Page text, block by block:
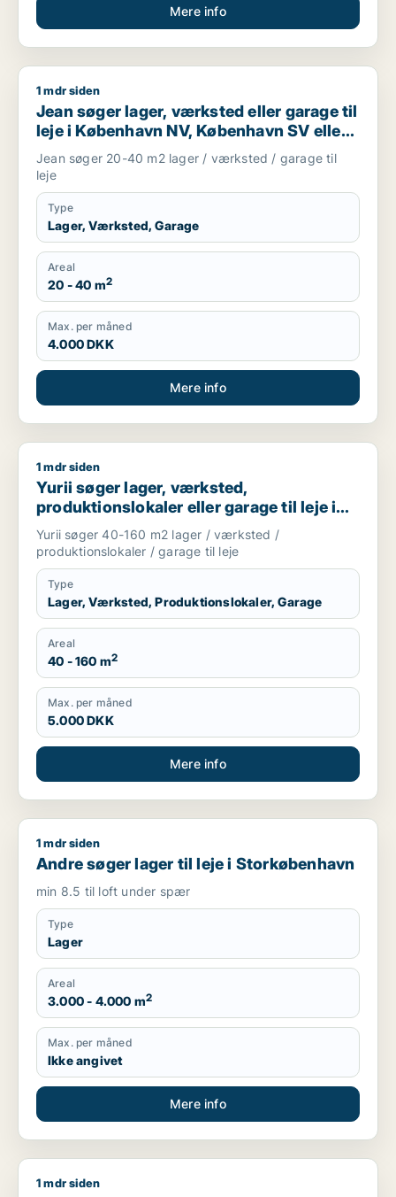
Mere info
Jean søger lager, værksted eller garage til leje i København
1 mdr siden
Jean søger lager, værksted eller garage til
leje i København NV, København SV eller
Valby m.fl.
Jean søger 20-40 m2 lager / værksted / garage til
leje
Type
Lager, Værksted, Garage
Areal
20 - 40 m2
Max. per måned
4.000 DKK
Mere info
Yurii søger lager, værksted, produktionslokaler eller garage
1 mdr siden
Yurii søger lager, værksted,
produktionslokaler eller garage til leje i
Region Sjælland
Yurii søger 40-160 m2 lager / værksted /
produktionslokaler / garage til leje
Type
Lager, Værksted, Produktionslokaler, Garage
Areal
40 - 160 m2
Max. per måned
5.000 DKK
Mere info
Andre søger lager til leje i Storkøbenhavn
1 mdr siden
Andre søger lager til leje i Storkøbenhavn
min 8.5 til loft under spær
Type
Lager
Areal
3.000 - 4.000 m2
Max. per måned
Ikke angivet
Mere info
Tommy søger lager til leje i Brøndby, Høje Taastrup eller
1 mdr siden